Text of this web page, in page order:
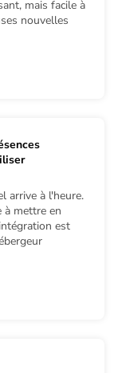
mais facile à
nouvelles
arrive à l'heure.
à mettre en
est